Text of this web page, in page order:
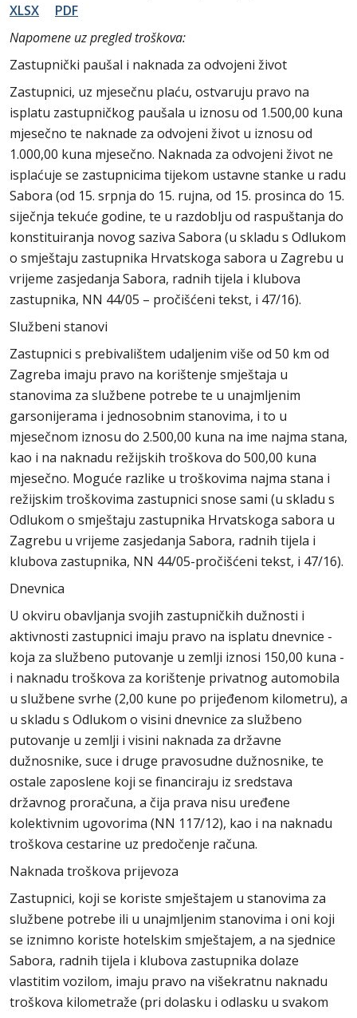
XLSX
PDF
Napomene uz pregled troškova:
Zastupnički paušal i naknada za odvojeni život
Zastupnici, uz mjesečnu plaću, ostvaruju pravo na
isplatu zastupničkog paušala u iznosu od 1.500,00 kuna
mjesečno te naknade za odvojeni život u iznosu od
1.000,00 kuna mjesečno. Naknada za odvojeni život ne
isplaćuje se zastupnicima tijekom ustavne stanke u radu
Sabora (od 15. srpnja do 15. rujna, od 15. prosinca do 15.
siječnja tekuće godine, te u razdoblju od raspuštanja do
konstituiranja novog saziva Sabora (u skladu s Odlukom
o smještaju zastupnika Hrvatskoga sabora u Zagrebu u
vrijeme zasjedanja Sabora, radnih tijela i klubova
zastupnika, NN 44/05 – pročišćeni tekst, i 47/16).
Službeni stanovi
Zastupnici s prebivalištem udaljenim više od 50 km od
Zagreba imaju pravo na korištenje smještaja u
stanovima za službene potrebe te u unajmljenim
garsonijerama i jednosobnim stanovima, i to u
mjesečnom iznosu do 2.500,00 kuna na ime najma stana,
kao i na naknadu režijskih troškova do 500,00 kuna
mjesečno. Moguće razlike u troškovima najma stana i
režijskim troškovima zastupnici snose sami (u skladu s
Odlukom o smještaju zastupnika Hrvatskoga sabora u
Zagrebu u vrijeme zasjedanja Sabora, radnih tijela i
klubova zastupnika, NN 44/05-pročišćeni tekst, i 47/16).
Dnevnica
U okviru obavljanja svojih zastupničkih dužnosti i
aktivnosti zastupnici imaju pravo na isplatu dnevnice -
koja za službeno putovanje u zemlji iznosi 150,00 kuna -
i naknadu troškova za korištenje privatnog automobila
u službene svrhe (2,00 kune po prijeđenom kilometru), a
u skladu s Odlukom o visini dnevnice za službeno
putovanje u zemlji i visini naknada za državne
dužnosnike, suce i druge pravosudne dužnosnike, te
ostale zaposlene koji se financiraju iz sredstava
državnog proračuna, a čija prava nisu uređene
kolektivnim ugovorima (NN 117/12), kao i na naknadu
troškova cestarine uz predočenje računa.
Naknada troškova prijevoza
Zastupnici, koji se koriste smještajem u stanovima za
službene potrebe ili u unajmljenim stanovima i oni koji
se iznimno koriste hotelskim smještajem, a na sjednice
Sabora, radnih tijela i klubova zastupnika dolaze
vlastitim vozilom, imaju pravo na višekratnu naknadu
troškova kilometraže (pri dolasku i odlasku u svakom